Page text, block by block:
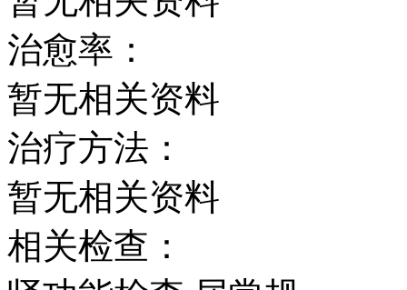
治愈率：
暂无相关资料
治疗方法：
暂无相关资料
相关检查：